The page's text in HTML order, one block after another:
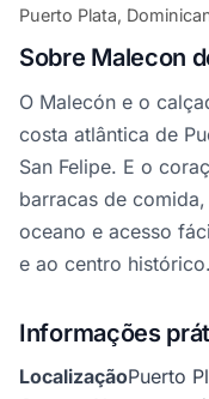
Puerto Plata,
Sobre Malecon
O Malecón e o
costa atlântica de
San Felipe. E o
barracas de
oceano e acesso
e ao centro histórico.
Informações
LocalizaçãoPuerto